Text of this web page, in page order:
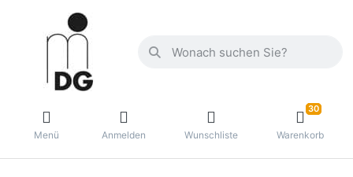
Menü Anmelden Wunschliste
30
Warenkorb